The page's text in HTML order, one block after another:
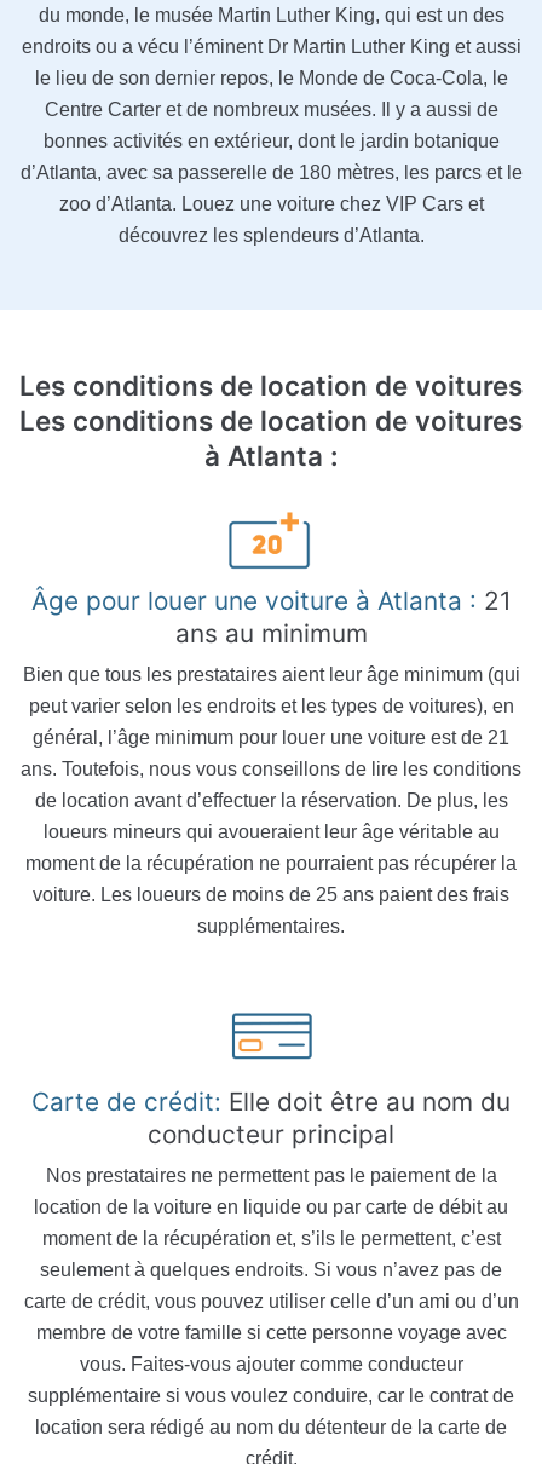
du monde, le musée Martin Luther King, qui est un des
endroits ou a vécu l’éminent Dr Martin Luther King et aussi
le lieu de son dernier repos, le Monde de Coca-Cola, le
Centre Carter et de nombreux musées. Il y a aussi de
bonnes activités en extérieur, dont le jardin botanique
d’Atlanta, avec sa passerelle de 180 mètres, les parcs et le
zoo d’Atlanta. Louez une voiture chez VIP Cars et
découvrez les splendeurs d’Atlanta.
Les conditions de location de voitures
Les conditions de location de voitures
à Atlanta :
Âge pour louer une voiture à Atlanta : 21
ans au minimum
Bien que tous les prestataires aient leur âge minimum (qui
peut varier selon les endroits et les types de voitures), en
général, l’âge minimum pour louer une voiture est de 21
ans. Toutefois, nous vous conseillons de lire les conditions
de location avant d’effectuer la réservation. De plus, les
loueurs mineurs qui avoueraient leur âge véritable au
moment de la récupération ne pourraient pas récupérer la
voiture. Les loueurs de moins de 25 ans paient des frais
supplémentaires.
Carte de crédit: Elle doit être au nom du
conducteur principal
Nos prestataires ne permettent pas le paiement de la
location de la voiture en liquide ou par carte de débit au
moment de la récupération et, s’ils le permettent, c’est
seulement à quelques endroits. Si vous n’avez pas de
carte de crédit, vous pouvez utiliser celle d’un ami ou d’un
membre de votre famille si cette personne voyage avec
vous. Faites-vous ajouter comme conducteur
supplémentaire si vous voulez conduire, car le contrat de
location sera rédigé au nom du détenteur de la carte de
crédit.